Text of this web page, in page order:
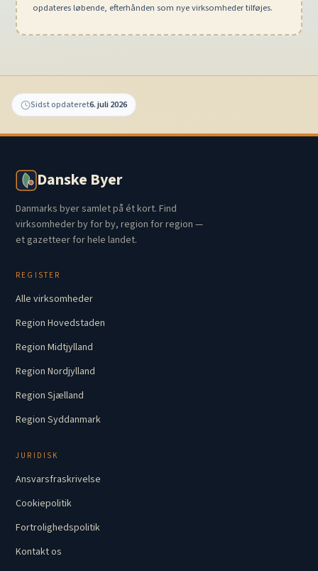
opdateres løbende, efterhånden som nye virksomheder tilføjes.
Sidst opdateret6. juli 2026
Danske Byer
Danmarks byer samlet på ét kort. Find
virksomheder by for by, region for region —
et gazetteer for hele landet.
REGISTER
Alle virksomheder
Region Hovedstaden
Region Midtjylland
Region Nordjylland
Region Sjælland
Region Syddanmark
JURIDISK
Ansvarsfraskrivelse
Cookiepolitik
Fortrolighedspolitik
Kontakt os